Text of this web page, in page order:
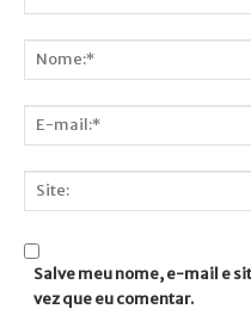
mail:*
Salve meu nome, e-mail e
vez que eu comentar.